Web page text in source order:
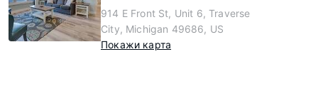
914 E Front St, Unit 6, Traverse
City, Michigan 49686, US
Покажи карта